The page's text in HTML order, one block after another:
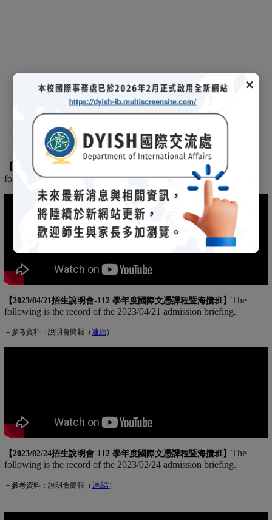
×
【 2025/03/08招生說明會- 114 學年度國際文憑課程暨海攬班 】
following is the record of the 2025/03/08 admission briefing.
【2023/04/21招生說明會-112 學年度國際文憑課程暨海攬班】 The
following is the record of the 2023/04/21 admission briefing.
－參考資料：說明會簡報（連結(另開新視窗)
）
【2023/02/24招生說明會-112 學年度國際文憑課程暨海攬班】 The
following is the record of the 2023/02/24 admission briefing.
－參考資料：說明會簡報（連結(另開新視窗)
）